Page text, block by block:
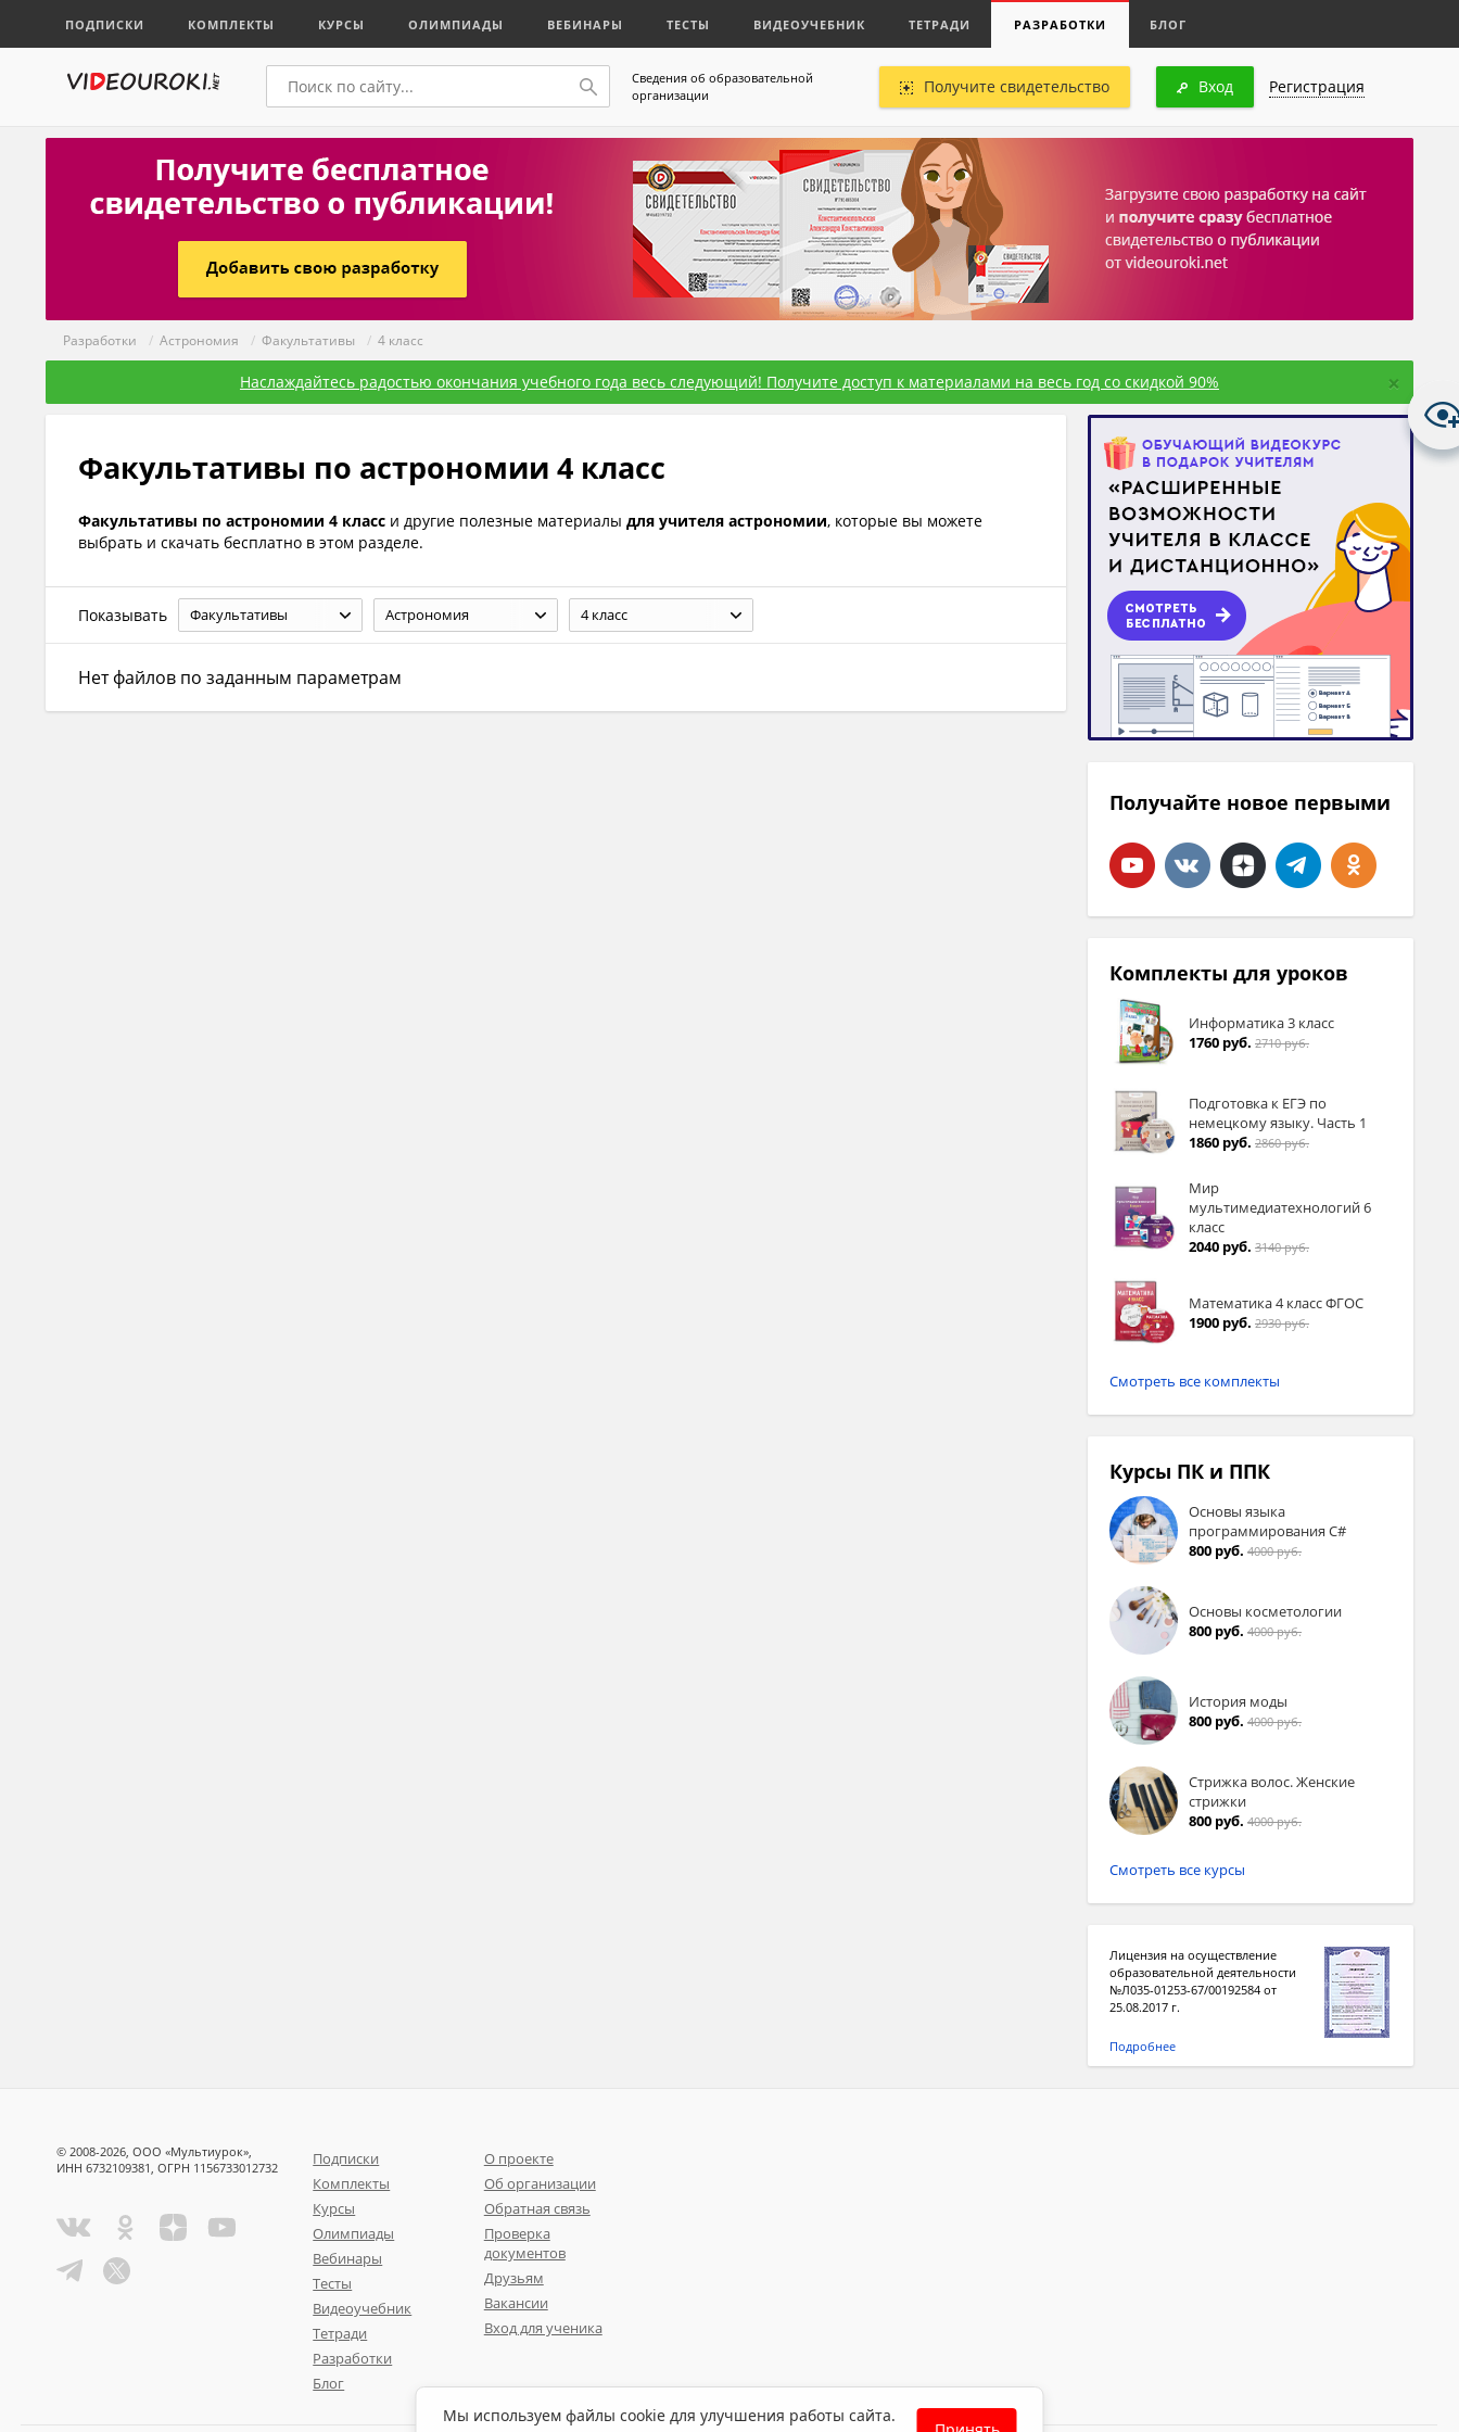
ПОДПИСКИ КОМПЛЕКТЫ КУРСЫ ОЛИМПИАДЫ ВЕБИНАРЫ ТЕСТЫ ВИДЕОУЧЕБНИК ТЕТРАДИ РАЗРАБОТКИ БЛОГ
Сведения об образовательной
организации
Получите свидетельство Вход Регистрация
Разработки / Астрономия / Факультативы / 4 класс
Наслаждайтесь радостью окончания учебного года весь следующий! Получите доступ к материалами на весь год со скидкой 90% ×
Факультативы по астрономии 4 класс
Факультативы по астрономии 4 класс и другие полезные материалы для учителя астрономии, которые вы можете
выбрать и скачать бесплатно в этом разделе.
Показывать Факультативы Астрономия 4 класс
Нет файлов по заданным параметрам
Получайте новое первыми
Комплекты для уроков
Информатика 3 класс
1760 руб. 2710 руб.
Подготовка к ЕГЭ по
немецкому языку. Часть 1
1860 руб. 2860 руб.
Мир
мультимедиатехнологий 6
класс
2040 руб. 3140 руб.
Математика 4 класс ФГОС
1900 руб. 2930 руб.
Смотреть все комплекты
Курсы ПК и ППК
Основы языка
программирования C#
800 руб. 4000 руб.
Основы косметологии
800 руб. 4000 руб.
История моды
800 руб. 4000 руб.
Стрижка волос. Женские
стрижки
800 руб. 4000 руб.
Смотреть все курсы
Лицензия на осуществление
образовательной деятельности
№Л035-01253-67/00192584 от
25.08.2017 г.
Подробнее
© 2008-2026, ООО «Мультиурок»,
ИНН 6732109381, ОГРН 1156733012732
Подписки
Комплекты
Курсы
Олимпиады
Вебинары
Тесты
Видеоучебник
Тетради
Разработки
Блог
О проекте
Об организации
Обратная связь
Проверка
документов
Друзьям
Вакансии
Вход для ученика
Мы используем файлы cookie для улучшения работы сайта.